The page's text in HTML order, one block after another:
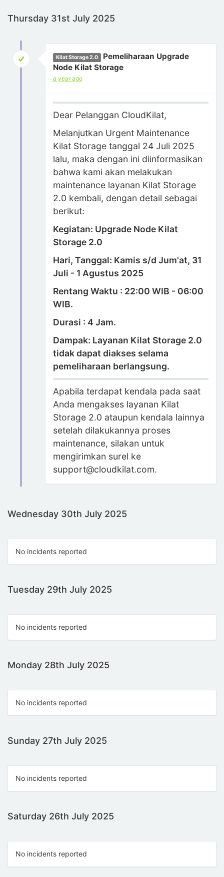
Thursday 31st July 2025
Kilat Storage 2.0
Pemeliharaan Upgrade
Node Kilat Storage
a year ago
Dear Pelanggan CloudKilat,
Melanjutkan Urgent Maintenance
Kilat Storage tanggal 24 Juli 2025
lalu, maka dengan ini diinformasikan
bahwa kami akan melakukan
maintenance layanan Kilat Storage
2.0 kembali, dengan detail sebagai
berikut:
Kegiatan: Upgrade Node Kilat
Storage 2.0
Hari, Tanggal: Kamis s/d Jum'at, 31
Juli - 1 Agustus 2025
Rentang Waktu : 22:00 WIB - 06:00
WIB.
Durasi : 4 Jam.
Dampak: Layanan Kilat Storage 2.0
tidak dapat diakses selama
pemeliharaan berlangsung.
Apabila terdapat kendala pada saat
Anda mengakses layanan Kilat
Storage 2.0 ataupun kendala lainnya
setelah dilakukannya proses
maintenance, silakan untuk
mengirimkan surel ke
support@cloudkilat.com.
Wednesday 30th July 2025
No incidents reported
Tuesday 29th July 2025
No incidents reported
Monday 28th July 2025
No incidents reported
Sunday 27th July 2025
No incidents reported
Saturday 26th July 2025
No incidents reported